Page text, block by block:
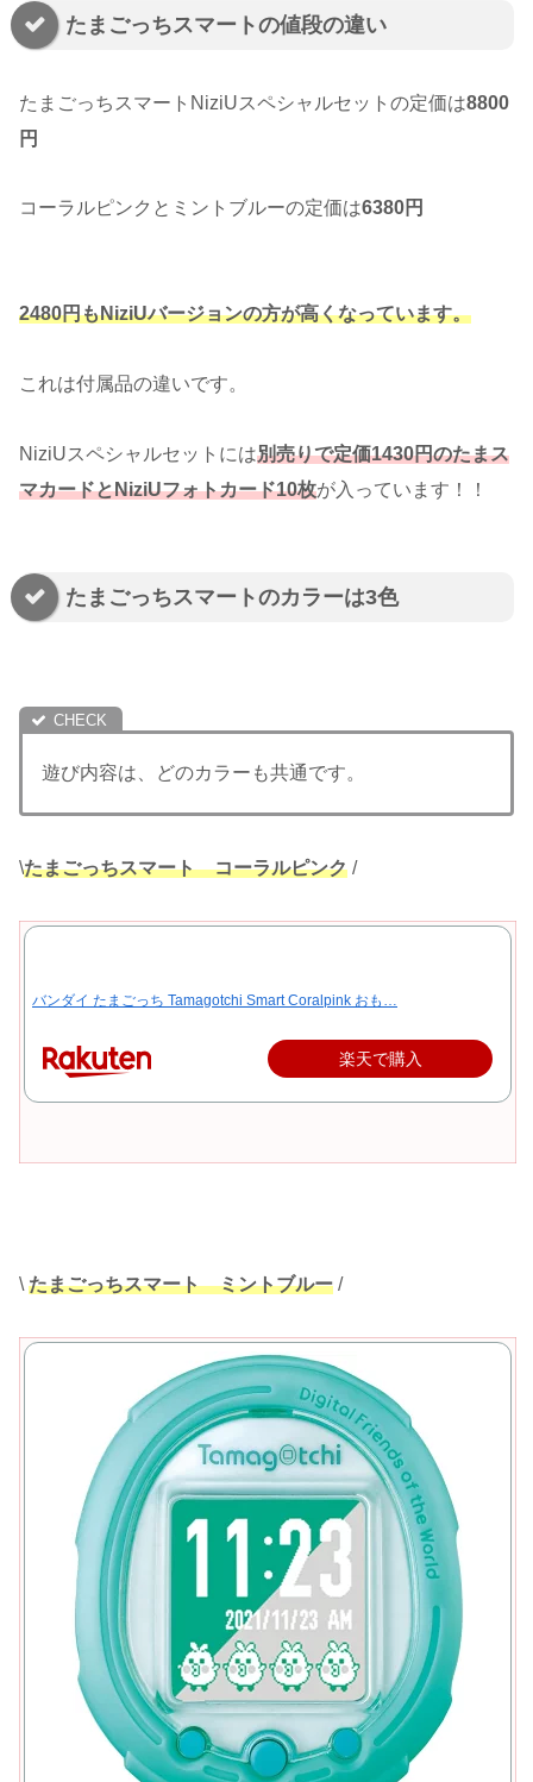
たまごっちスマートの値段の違い
たまごっちスマートNiziUスペシャルセットの定価は8800
円
コーラルピンクとミントブルーの定価は6380円
2480円もNiziUバージョンの方が高くなっています。
これは付属品の違いです。
NiziUスペシャルセットには別売りで定価1430円のたまス
マカードとNiziUフォトカード10枚が入っています！！
たまごっちスマートのカラーは3色
遊び内容は、どのカラーも共通です。
\たまごっちスマート コーラルピンク /
バンダイ たまごっち Tamagotchi Smart Coralpink おも…
楽天で購入
\たまごっちスマート ミントブルー /